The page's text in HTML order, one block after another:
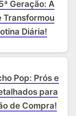
Geração: A
Transformou
Diária!
Pop: Prós e
para
de Compra!